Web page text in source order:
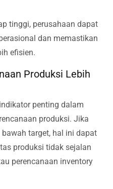
tinggi, perusahaan dapat
dan memastikan
efisien.
Produksi Lebih
penting dalam
produksi. Jika
target, hal ini dapat
produksi tidak sejalan
perencanaan inventory